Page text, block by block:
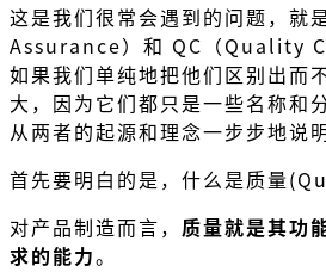
这是我们很常会遇到的问题，
Assurance）和 QC（Quality
如果我们单纯地把他们区别出而
大，因为它们都只是一些名称和
从两者的起源和理念一步步地说
首先要明白的是，什么是质量
对产品制造而言， 质量就是其功
求的能力。